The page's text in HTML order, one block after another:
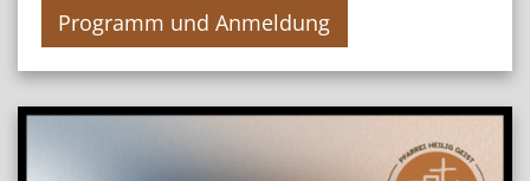
Programm und Anmeldung